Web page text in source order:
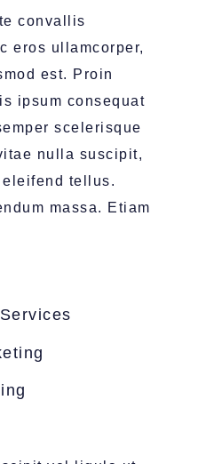
convallis
eros ullamcorper,
est. Proin
ipsum consequat
scelerisque
nulla suscipit,
tellus.
massa. Etiam